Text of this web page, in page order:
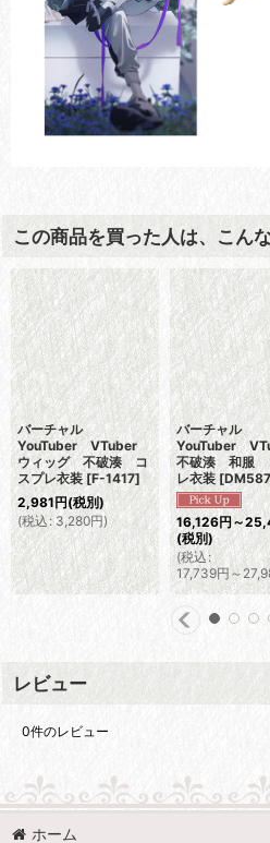
この商品を買った人は、こん
バーチャル
YouTuber VTuber
ウィッグ 不破湊 コ
スプレ衣装 [F-1417]
2,981円(税別)
(税込 : 3,280円)
バーチャル
YouTuber
不破湊 和服
レ衣装 [
16,126円～
(税別)
(税込:
17,739円～
レビュー
0件のレビュー
ホーム